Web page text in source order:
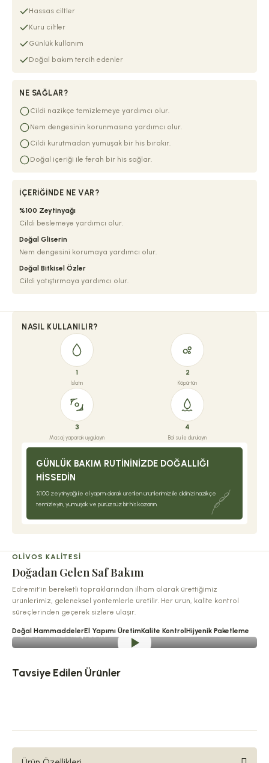
Hassas ciltler
Kuru ciltler
Günlük kullanım
Doğal bakım tercih edenler
NE SAĞLAR?
Cildi nazikçe temizlemeye yardımcı olur.
Nem dengesinin korunmasına yardımcı olur.
Cildi kurutmadan yumuşak bir his bırakır.
Doğal içeriği ile ferah bir his sağlar.
İÇERIĞINDE NE VAR?
%100 Zeytinyağı
Cildi beslemeye yardımcı olur.
Doğal Gliserin
Nem dengesini korumaya yardımcı olur.
Doğal Bitkisel Özler
Cildi yatıştırmaya yardımcı olur.
NASIL KULLANILIR?
1
Islatın
2
Köpürtün
3
Masaj yaparak uygulayın
4
Bol su ile durulayın
GÜNLÜK BAKIM RUTININIZDE DOĞALLIĞI
HISSEDIN
%100 zeytinyağı ile el yapımı olarak üretilen ürünlerimiz ile cildinizi nazikçe
temizleyin, yumuşak ve pürüzsüz bir his kazanın.
OLIVOS KALITESI
Doğadan Gelen Saf Bakım
Edremit'in bereketli topraklarından ilham alarak ürettiğimiz
ürünlerimiz, geleneksel yöntemlerle üretilir. Her ürün, kalite kontrol
süreçlerinden geçerek sizlere ulaşır.
Doğal HammaddelerEl Yapımı ÜretimKalite Kontrol Hijyenik Paketleme
ÜRETIMIMIZI KEŞFEDIN
Tavsiye Edilen Ürünler
Olivos Sıvı Sabun Sanat Koleksiyonu Deneme Seti: Tablo Gibi Şişe Muhteşem